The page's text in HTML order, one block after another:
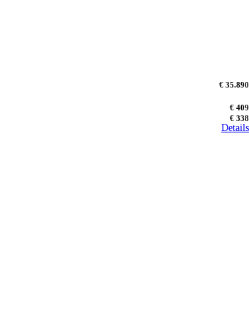
€ 35.890
€ 409
€ 338
Details